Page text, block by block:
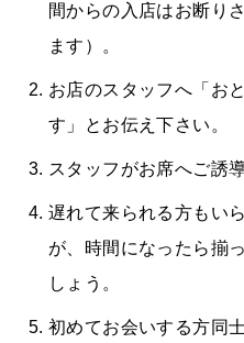
間からの入店はお断り
ます）。
お店のスタッフへ「お
す」とお伝え下さい。
スタッフがお席へご誘
遅れて来られる方もい
が、時間になったら揃
しょう。
初めてお会いする方同